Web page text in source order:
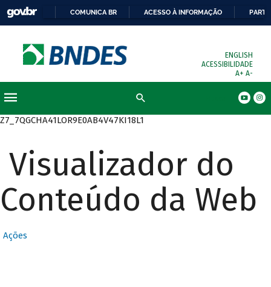
COMUNICA BR ACESSO À INFORMAÇÃO
ENGLISH
ACESSIBILIDADE
A+ A-
Z7_7QGCHA41LOR9E0AB4V47KI18L1
Visualizador do
Conteúdo da Web
Ações